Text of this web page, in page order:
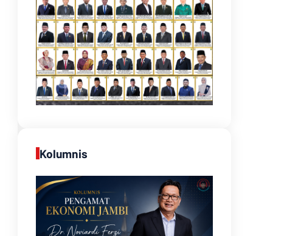
Kolumnis